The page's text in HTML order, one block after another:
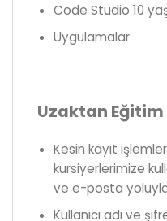
Code Studio 10
Uygulamalar
Uzaktan Eğitim
Kesin kayıt
kursiyerlerimize
ve e-posta
Kullanıcı adı ve